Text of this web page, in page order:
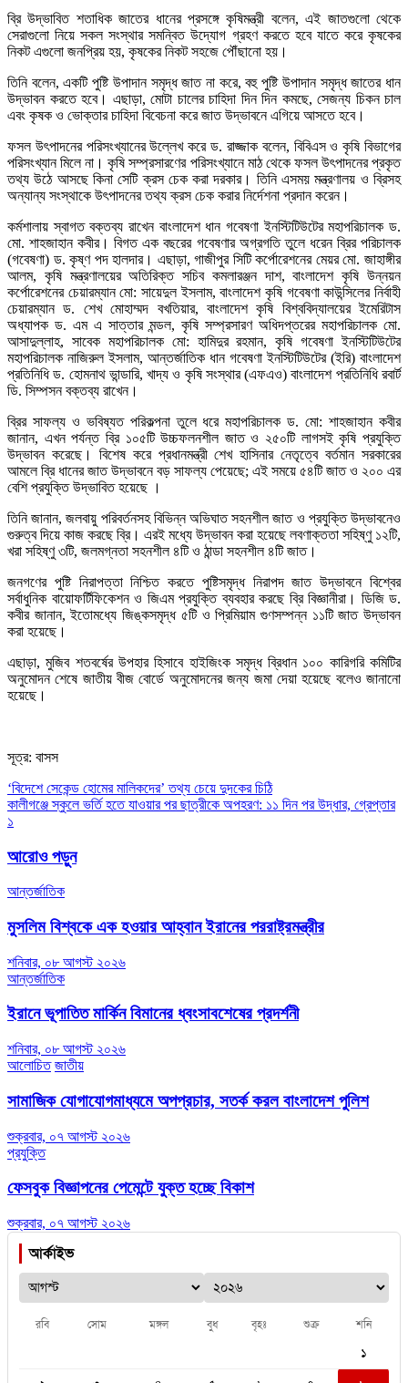
ব্রি উদ্ভাবিত শতাধিক জাতের ধানের প্রসঙ্গে কৃষিমন্ত্রী বলেন, এই জাতগুলো থেকে
সেরাগুলো নিয়ে সকল সংস্থার সমন্বিত উদ্যোগ গ্রহণ করতে হবে যাতে করে কৃষকের
নিকট এগুলো জনপ্রিয় হয়, কৃষকের নিকট সহজে পৌঁছানো হয়।
তিনি বলেন, একটি পুষ্টি উপাদান সমৃদ্ধ জাত না করে, বহু পুষ্টি উপাদান সমৃদ্ধ জাতের ধান
উদ্ভাবন করতে হবে। এছাড়া, মোটা চালের চাহিদা দিন দিন কমছে, সেজন্য চিকন চাল
এবং কৃষক ও ভোক্তার চাহিদা বিবেচনা করে জাত উদ্ভাবনে এগিয়ে আসতে হবে।
ফসল উৎপাদনের পরিসংখ্যানের উল্লেখ করে ড. রাজ্জাক বলেন, বিবিএস ও কৃষি বিভাগের
পরিসংখ্যান মিলে না। কৃষি সম্প্রসারণের পরিসংখ্যানে মাঠ থেকে ফসল উৎপাদনের প্রকৃত
তথ্য উঠে আসছে কিনা সেটি ক্রস চেক করা দরকার। তিনি এসময় মন্ত্রণালয় ও ব্রিসহ
অন্যান্য সংস্থাকে উৎপাদনের তথ্য ক্রস চেক করার নির্দেশনা প্রদান করেন।
কর্মশালায় স্বাগত বক্তব্য রাখেন বাংলাদেশ ধান গবেষণা ইনস্টিটিউটের মহাপরিচালক ড.
মো. শাহজাহান কবীর। বিগত এক বছরের গবেষণার অগ্রগতি তুলে ধরেন ব্রির পরিচালক
(গবেষণা) ড. কৃষ্ণ পদ হালদার। এছাড়া, গাজীপুর সিটি কর্পোরেশনের মেয়র মো. জাহাঙ্গীর
আলম, কৃষি মন্ত্রণালয়ের অতিরিক্ত সচিব কমলারঞ্জন দাশ, বাংলাদেশ কৃষি উন্নয়ন
কর্পোরেশনের চেয়ারম্যান মো: সায়েদুল ইসলাম, বাংলাদেশ কৃষি গবেষণা কাউন্সিলের নির্বাহী
চেয়ারম্যান ড. শেখ মোহাম্মদ বখতিয়ার, বাংলাদেশ কৃষি বিশ্ববিদ্যালয়ের ইমেরিটাস
অধ্যাপক ড. এম এ সাত্তার মন্ডল, কৃষি সম্প্রসারণ অধিদপ্তরের মহাপরিচালক মো.
আসাদুল্লাহ, সাবেক মহাপরিচালক মো: হামিদুর রহমান, কৃষি গবেষণা ইনস্টিটিউটের
মহাপরিচালক নাজিরুল ইসলাম, আন্তর্জাতিক ধান গবেষণা ইনস্টিটিউটের (ইরি) বাংলাদেশ
প্রতিনিধি ড. হোমনাথ ভান্ডারি, খাদ্য ও কৃষি সংস্থার (এফএও) বাংলাদেশ প্রতিনিধি রবার্ট
ডি. সিম্পসন বক্তব্য রাখেন।
ব্রির সাফল্য ও ভবিষ্যত পরিকল্পনা তুলে ধরে মহাপরিচালক ড. মো: শাহজাহান কবীর
জানান, এখন পর্যন্ত ব্রি ১০৫টি উচ্চফলনশীল জাত ও ২৫০টি লাগসই কৃষি প্রযুক্তি
উদ্ভাবন করেছে। বিশেষ করে প্রধানমন্ত্রী শেখ হাসিনার নেতৃত্বে বর্তমান সরকারের
আমলে ব্রি ধানের জাত উদ্ভাবনে বড় সাফল্য পেয়েছে; এই সময়ে ৫৪টি জাত ও ২০০ এর
বেশি প্রযুক্তি উদ্ভাবিত হয়েছে ।
তিনি জানান, জলবায়ু পরিবর্তনসহ বিভিন্ন অভিঘাত সহনশীল জাত ও প্রযুক্তি উদ্ভাবনেও
গুরুত্ব দিয়ে কাজ করছে ব্রি। এরই মধ্যে উদ্ভাবন করা হয়েছে লবণাক্ততা সহিষ্ণু ১২টি,
খরা সহিষ্ণু ৩টি, জলমগ্নতা সহনশীল ৪টি ও ঠান্ডা সহনশীল ৪টি জাত।
জনগণের পুষ্টি নিরাপত্তা নিশ্চিত করতে পুষ্টিসমৃদ্ধ নিরাপদ জাত উদ্ভাবনে বিশ্বের
সর্বাধুনিক বায়োফর্টিফিকেশন ও জিএম প্রযুক্তি ব্যবহার করছে ব্রি বিজ্ঞানীরা। ডিজি ড.
কবীর জানান, ইতোমধ্যে জিঙ্কসমৃদ্ধ ৫টি ও প্রিমিয়াম গুণসম্পন্ন ১১টি জাত উদ্ভাবন
করা হয়েছে।
এছাড়া, মুজিব শতবর্ষের উপহার হিসাবে হাইজিংক সমৃদ্ধ ব্রিধান ১০০ কারিগরি কমিটির
অনুমোদন শেষে জাতীয় বীজ বোর্ডে অনুমোদনের জন্য জমা দেয়া হয়েছে বলেও জানানো
হয়েছে।
সূত্র: বাসস
Post
navigation
‘বিদেশে সেকেন্ড হোমের মালিকদের’ তথ্য চেয়ে দুদকের চিঠি
কালীগঞ্জে স্কুলে ভর্তি হতে যাওয়ার পর ছাত্রীকে অপহরণ: ১১ দিন পর উদ্ধার, গ্রেপ্তার
১
আরোও পড়ুন
আন্তর্জাতিক
মুসলিম বিশ্বকে এক হওয়ার আহ্বান ইরানের পররাষ্ট্রমন্ত্রীর
শনিবার, ০৮ আগস্ট ২০২৬
আন্তর্জাতিক
ইরানে ভূপাতিত মার্কিন বিমানের ধ্বংসাবশেষের প্রদর্শনী
শনিবার, ০৮ আগস্ট ২০২৬
আলোচিত জাতীয়
সামাজিক যোগাযোগমাধ্যমে অপপ্রচার, সতর্ক করল বাংলাদেশ পুলিশ
শুক্রবার, ০৭ আগস্ট ২০২৬
প্রযুক্তি
ফেসবুক বিজ্ঞাপনের পেমেন্টে যুক্ত হচ্ছে বিকাশ
শুক্রবার, ০৭ আগস্ট ২০২৬
আর্কাইভ
রবি সোম মঙ্গল বুধ বৃহঃ শুক্র শনি
১